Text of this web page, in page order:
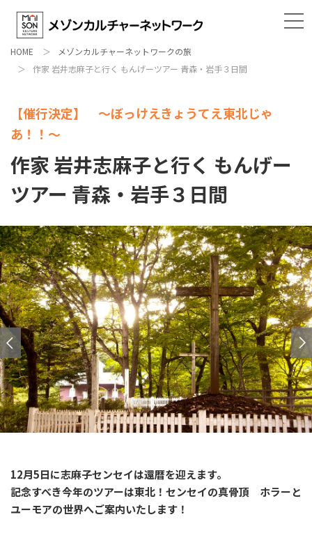
HOME
メゾンカルチャーネットワークの旅
作家 岩井志麻子と行く もんげーツアー 青森・岩手３日間
【催行決定】 〜ぼっけえきょうてえ東北じゃ
あ！！〜
作家 岩井志麻子と行く もんげー
ツアー 青森・岩手３日間
12月5日に志麻子センセイは還暦を迎えます。
記念すべき今年のツアーは東北！センセイの真骨頂 ホラーと
ユーモアの世界へご案内いたします！